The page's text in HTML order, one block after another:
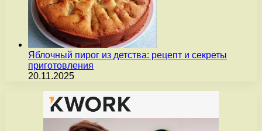
Яблочный пирог из детства: рецепт и секреты
приготовления
20.11.2025